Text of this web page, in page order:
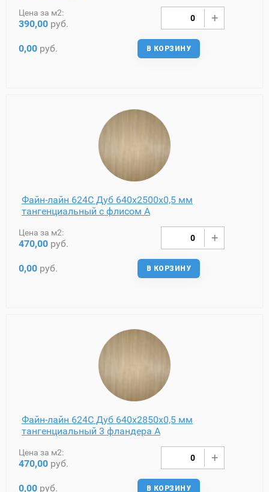
Цена за м2:
390,00 руб.
0,00 руб. В КОРЗИНУ
Файн-лайн 624C Дуб 640х2500х0,5 мм
тангенциальный с флисом A
Цена за м2:
470,00 руб.
0,00 руб. В КОРЗИНУ
Файн-лайн 624C Дуб 640х2850х0,5 мм
тангенциальный 3 фландера A
Цена за м2:
470,00 руб.
0,00 руб. В КОРЗИНУ